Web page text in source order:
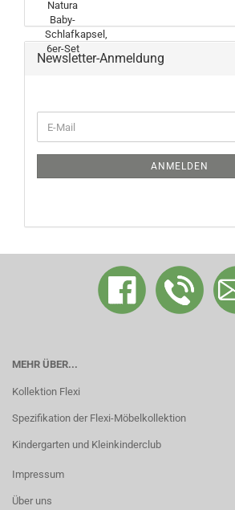
Newsletter-Anmeldung
ZUR
E-
Mail
ANMELDEN
MEHR ÜBER...
Kollektion Flexi
Spezifikation der Flexi-Möbelkollektion
Kindergarten und Kleinkinderclub
Impressum
Über uns